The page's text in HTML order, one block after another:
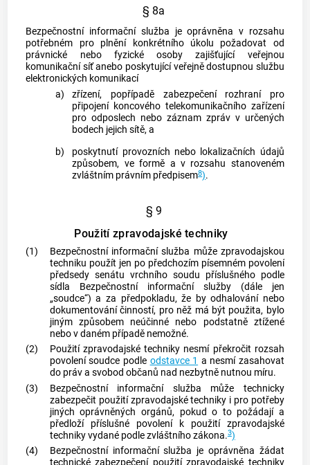
§ 8a
Bezpečnostní informační služba je oprávněna v rozsahu
potřebném pro plnění konkrétního úkolu požadovat od
právnické nebo fyzické osoby zajišťující veřejnou
komunikační síť anebo poskytující veřejně dostupnou službu
elektronických komunikací
a)
zřízení, popřípadě zabezpečení rozhraní pro
připojení koncového telekomunikačního zařízení
pro odposlech nebo záznam zpráv v určených
bodech jejich sítě, a
b)
poskytnutí provozních nebo lokalizačních údajů
způsobem, ve formě a v rozsahu stanoveném
zvláštním právním předpisem8).
§ 9
Použití zpravodajské techniky
(1) Bezpečnostní informační služba může zpravodajskou
techniku použít jen po předchozím písemném povolení
předsedy senátu vrchního soudu příslušného podle
sídla Bezpečnostní informační služby (dále jen
„soudce“) a za předpokladu, že by odhalování nebo
dokumentování činností, pro něž má být použita, bylo
jiným způsobem neúčinné nebo podstatně ztížené
nebo v daném případě nemožné.
(2)
Použitízpravodajské techniky nesmí překročit rozsah
povolení soudce podle odstavce 1 a nesmí zasahovat
do práv a svobod občanů nad nezbytně nutnou míru.
(3)
Bezpečnostní informační služba může technicky
zabezpečit použitízpravodajské techniky i pro potřeby
jiných oprávněných orgánů, pokud o to požádají a
předloží příslušné povolení k použití zpravodajské
technikyvydané podle zvláštního zákona.3)
(4)
Bezpečnostní informační služba je oprávněna žádat
technické zabezpečení použitízpravodajské techniky